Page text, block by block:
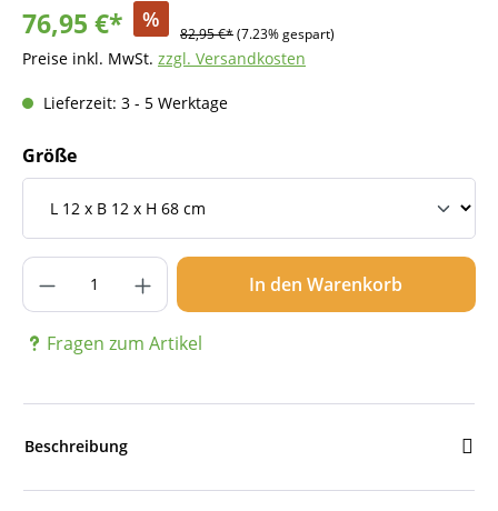
76,95 €* %
82,95 €*(7.23% gespart)
Preise inkl. MwSt. zzgl. Versandkosten
Lieferzeit: 3 - 5 Werktage
Größe
Produkt Anzahl: Gib den gewünschten
In den Warenkorb
Fragen zum Artikel
Beschreibung